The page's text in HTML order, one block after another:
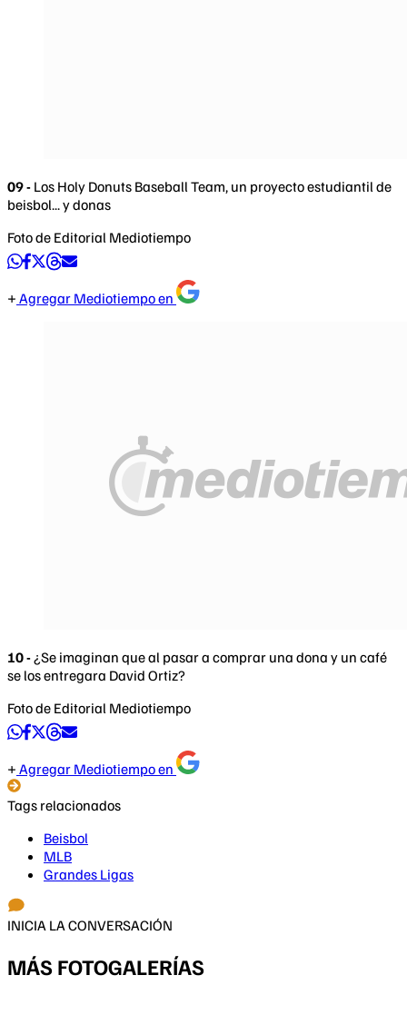
09 - Los Holy Donuts Baseball Team, un proyecto estudiantil de
beisbol... y donas
Foto de Editorial Mediotiempo
Agregar Mediotiempo en
10 -¿Se imaginan que al pasar a comprar una dona y un café
se los entregara David Ortiz?
Foto de Editorial Mediotiempo
Agregar Mediotiempo en
Tags relacionados
Beisbol
MLB
Grandes Ligas
INICIA LA CONVERSACIÓN
MÁS FOTOGALERÍAS